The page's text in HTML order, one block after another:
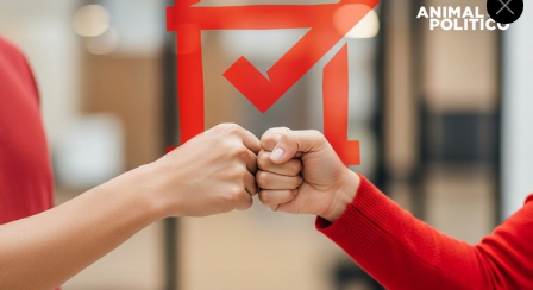
inconvenientes que pudieron causar.
— C5 CDMX (@C5_CDMX)January 4, 2020